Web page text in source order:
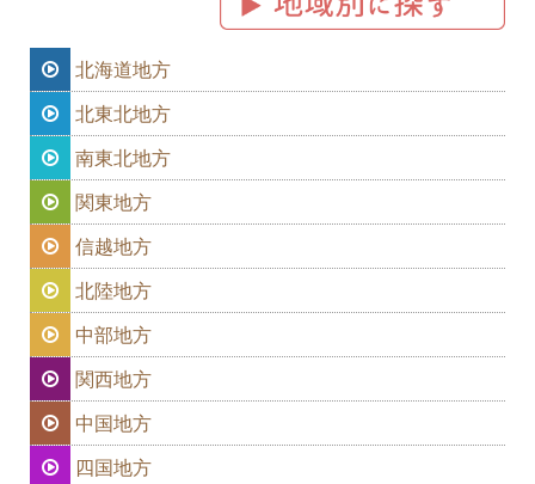
北海道地方
北東北地方
南東北地方
関東地方
信越地方
北陸地方
中部地方
関西地方
中国地方
四国地方